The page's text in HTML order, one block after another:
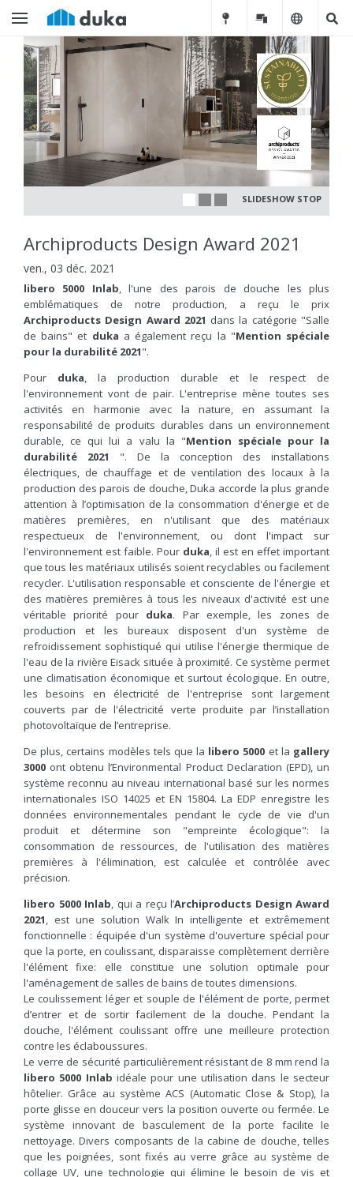
SLIDESHOW STOP
Archiproducts Design Award 2021
ven., 03 déc. 2021
libero 5000 Inlab, l'une des parois de douche les plus
emblématiques de notre production, a reçu le prix
Archiproducts Design Award 2021 dans la catégorie "Salle
de bains" et duka a également reçu la "Mention spéciale
pour la durabilité 2021".
Pour duka, la production durable et le respect de
l'environnement vont de pair. L'entreprise mène toutes ses
activités en harmonie avec la nature, en assumant la
responsabilité de produits durables dans un environnement
durable, ce qui lui a valu la "Mention spéciale pour la
durabilité 2021 ". De la conception des installations
électriques, de chauffage et de ventilation des locaux à la
production des parois de douche, Duka accorde la plus grande
attention à l’optimisation de la consommation d'énergie et de
matières premières, en n'utilisant que des matériaux
respectueux de l'environnement, ou dont l'impact sur
l'environnement est faible. Pour duka, il est en effet important
que tous les matériaux utilisés soient recyclables ou facilement
recycler. L'utilisation responsable et consciente de l'énergie et
des matières premières à tous les niveaux d'activité est une
véritable priorité pour duka. Par exemple, les zones de
production et les bureaux disposent d'un système de
refroidissement sophistiqué qui utilise l'énergie thermique de
l'eau de la rivière Eisack située à proximité. Ce système permet
une climatisation économique et surtout écologique. En outre,
les besoins en électricité de l'entreprise sont largement
couverts par de l'électricité verte produite par l’installation
photovoltaïque de l’entreprise.
De plus, certains modèles tels que la libero 5000 et la gallery
3000 ont obtenu l’Environmental Product Declaration (EPD), un
système reconnu au niveau international basé sur les normes
internationales ISO 14025 et EN 15804. La EDP enregistre les
données environnementales pendant le cycle de vie d'un
produit et détermine son "empreinte écologique": la
consommation de ressources, de l'utilisation des matières
premières à l'élimination, est calculée et contrôlée avec
précision.
libero 5000 Inlab, qui a reçu l’Archiproducts Design Award
2021, est une solution Walk In intelligente et extrêmement
fonctionnelle : équipée d'un système d'ouverture spécial pour
que la porte, en coulissant, disparaisse complètement derrière
l'élément fixe: elle constitue une solution optimale pour
l'aménagement de salles de bains de toutes dimensions.
Le coulissement léger et souple de l'élément de porte, permet
d’entrer et de sortir facilement de la douche. Pendant la
douche, l'élément coulissant offre une meilleure protection
contre les éclaboussures.
Le verre de sécurité particulièrement résistant de 8 mm rend la
libero 5000 Inlab idéale pour une utilisation dans le secteur
hôtelier. Grâce au système ACS (Automatic Close & Stop), la
porte glisse en douceur vers la position ouverte ou fermée. Le
système innovant de basculement de la porte facilite le
nettoyage. Divers composants de la cabine de douche, telles
que les poignées, sont fixés au verre grâce au système de
collage UV, une technologie qui élimine le besoin de vis et